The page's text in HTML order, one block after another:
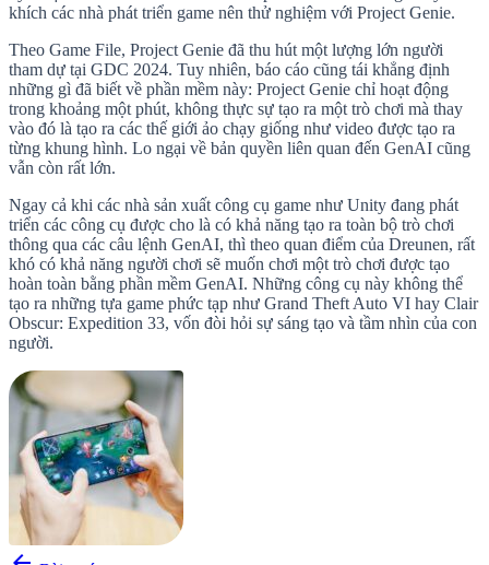
khích các nhà phát triển game nên thử nghiệm với Project Genie.
Theo Game File, Project Genie đã thu hút một lượng lớn người
tham dự tại GDC 2024. Tuy nhiên, báo cáo cũng tái khẳng định
những gì đã biết về phần mềm này: Project Genie chỉ hoạt động
trong khoảng một phút, không thực sự tạo ra một trò chơi mà thay
vào đó là tạo ra các thế giới ảo chạy giống như video được tạo ra
từng khung hình. Lo ngại về bản quyền liên quan đến GenAI cũng
vẫn còn rất lớn.
Ngay cả khi các nhà sản xuất công cụ game như Unity đang phát
triển các công cụ được cho là có khả năng tạo ra toàn bộ trò chơi
thông qua các câu lệnh GenAI, thì theo quan điểm của Dreunen, rất
khó có khả năng người chơi sẽ muốn chơi một trò chơi được tạo
hoàn toàn bằng phần mềm GenAI. Những công cụ này không thể
tạo ra những tựa game phức tạp như Grand Theft Auto VI hay Clair
Obscur: Expedition 33, vốn đòi hỏi sự sáng tạo và tầm nhìn của con
người.